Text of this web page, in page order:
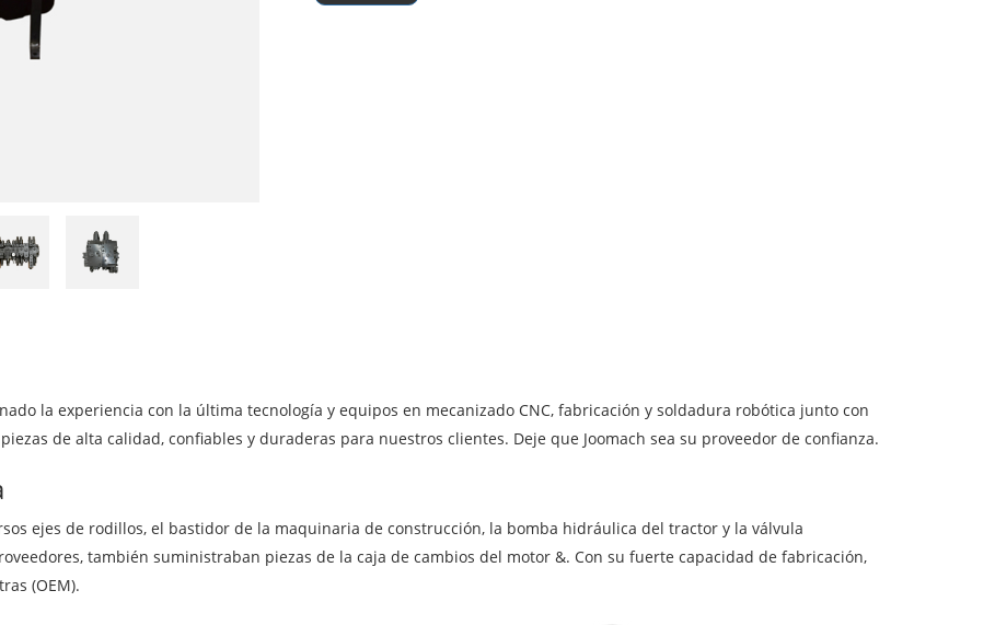
la experiencia con la última tecnología y equipos en mecanizado CNC, fabricación y soldadura robótica junto con
de alta calidad, confiables y duraderas para nuestros clientes. Deje que Joomach sea su proveedor de confianza.
ejes de rodillos, el bastidor de la maquinaria de construcción, la bomba hidráulica del tractor y la válvula
también suministraban piezas de la caja de cambios del motor &. Con su fuerte capacidad de fabricación,
(OEM).